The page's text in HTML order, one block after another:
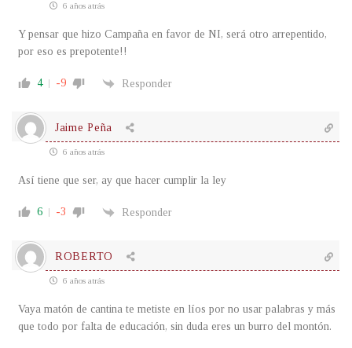
6 años atrás
Y pensar que hizo Campaña en favor de NI, será otro arrepentido,
por eso es prepotente!!
4 -9 Responder
Jaime Peña
6 años atrás
Así tiene que ser, ay que hacer cumplir la ley
6 -3 Responder
ROBERTO
6 años atrás
Vaya matón de cantina te metiste en líos por no usar palabras y más
que todo por falta de educación, sin duda eres un burro del montón.